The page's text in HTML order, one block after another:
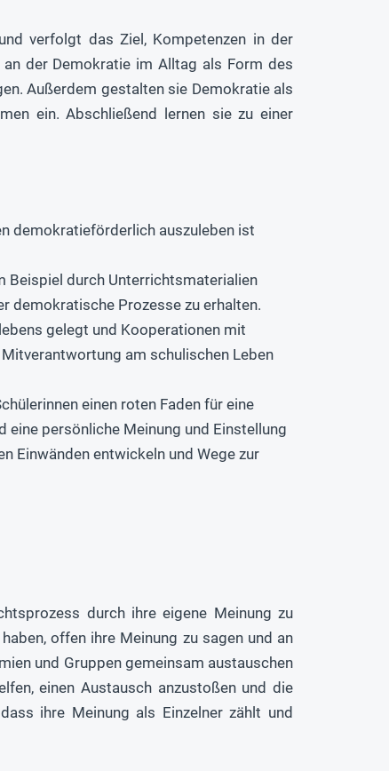
verfolgt das Ziel, Kompetenzen in der
der Demokratie im Alltag als Form des
Außerdem gestalten sie Demokratie als
ein. Abschließend lernen sie zu einer
demokratieförderlich auszuleben ist
Beispiel durch Unterrichtsmaterialien
demokratische Prozesse zu erhalten.
gelegt und Kooperationen mit
am schulischen Leben
einen roten Faden für eine
persönliche Meinung und Einstellung
Einwänden entwickeln und Wege zur
durch ihre eigene Meinung zu
offen ihre Meinung zu sagen und an
und Gruppen gemeinsam austauschen
einen Austausch anzustoßen und die
ihre Meinung als Einzelner zählt und